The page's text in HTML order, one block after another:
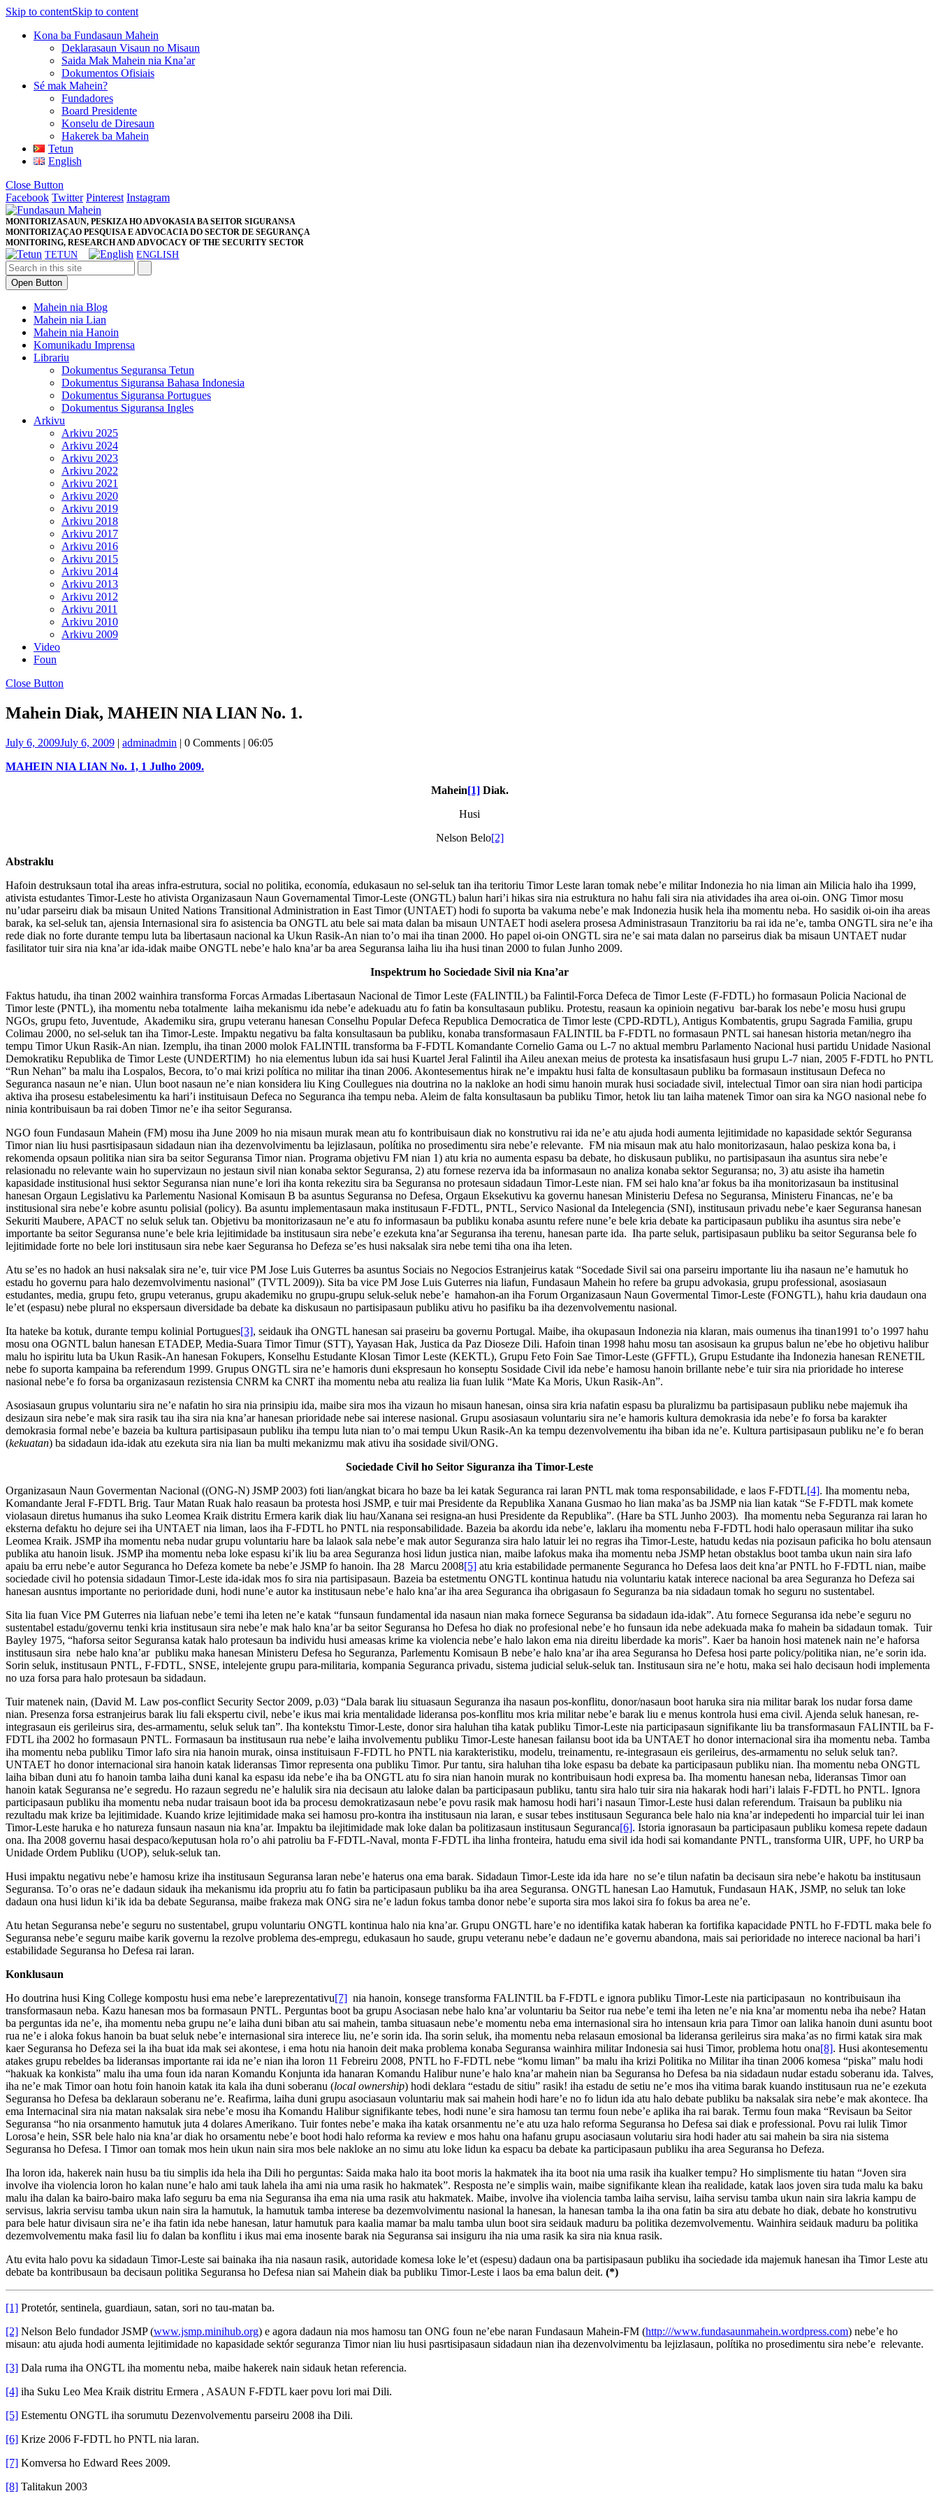
Skip to contentSkip to content
Kona ba Fundasaun Mahein
Deklarasaun Visaun no Misaun
Saida Mak Mahein nia Kna’ar
Dokumentos Ofisiais
Sé mak Mahein?
Fundadores
Board Presidente
Konselu de Diresaun
Hakerek ba Mahein
Tetun
English
Close Button
Facebook Twitter Pinterest Instagram
MONITORIZASAUN, PESKIZA HO ADVOKASIA BA SEITOR SIGURANSA
MONITORIZAÇAO PESQUISA E ADVOCACIA DO SECTOR DE SEGURANÇA
MONITORING, RESEARCH AND ADVOCACY OF THE SECURITY SECTOR
TETUN ENGLISH
Open Button
Mahein nia Blog
Mahein nia Lian
Mahein nia Hanoin
Komunikadu Imprensa
Librariu
Dokumentus Seguransa Tetun
Dokumentus Siguransa Bahasa Indonesia
Dokumentus Siguransa Portugues
Dokumentus Siguransa Ingles
Arkivu
Arkivu 2025
Arkivu 2024
Arkivu 2023
Arkivu 2022
Arkivu 2021
Arkivu 2020
Arkivu 2019
Arkivu 2018
Arkivu 2017
Arkivu 2016
Arkivu 2015
Arkivu 2014
Arkivu 2013
Arkivu 2012
Arkivu 2011
Arkivu 2010
Arkivu 2009
Video
Foun
Close Button
Mahein Diak, MAHEIN NIA LIAN No. 1.
July 6, 2009July 6, 2009 | adminadmin | 0 Comments | 06:05
MAHEIN NIA LIAN No. 1, 1 Julho 2009.
Mahein[1]Diak.
Husi
Nelson Belo[2]
Abstraklu
Hafoin destruksaun total iha areas infra-estrutura, social no politika, economía, edukasaun no sel-seluk tan iha teritoriu Timor Leste laran tomak nebe’e militar Indonezia ho nia liman ain Milicia halo iha 1999,
ativista estudantes Timor-Leste ho ativista Organizasaun Naun Governamental Timor-Leste (ONGTL) balun hari’i hikas sira nia estruktura no hahu fali sira nia atividades iha area oi-oin. ONG Timor mosu
nu’udar parseiru diak ba misaun United Nations Transitional Administration in East Timor (UNTAET) hodi fo suporta ba vakuma nebe’e mak Indonezia husik hela iha momentu neba. Ho sasidik oi-oin iha areas
barak, ka sel-seluk tan, ajensia Internasional sira fo asistencia ba ONGTL atu bele sai mata dalan ba misaun UNTAET hodi aselera prosesa Administrasaun Tranzitoriu ba rai ida ne’e, tamba ONGTL sira ne’e iha
rede diak no forte durante tempu luta ba libertasaun nacional ka Ukun Rasik-An nian to’o mai iha tinan 2000. Ho papel oi-oin ONGTL sira ne’e sai mata dalan no parseirus diak ba misaun UNTAET nudar
fasilitator tuir sira nia kna’ar ida-idak maibe ONGTL nebe’e halo kna’ar ba area Seguransa laiha liu iha husi tinan 2000 to fulan Junho 2009.
Inspektrum ho Sociedade Sivil nia Kna’ar
Faktus hatudu, iha tinan 2002 wainhira transforma Forcas Armadas Libertasaun Nacional de Timor Leste (FALINTIL) ba Falintil-Forca Defeca de Timor Leste (F-FDTL) ho formasaun Policia Nacional de
Timor leste (PNTL), iha momentu neba totalmente laiha mekanismu ida nebe’e adekuadu atu fo fatin ba konsultasaun publiku. Protestu, reasaun ka opinioin negativu bar-barak los nebe’e mosu husi grupu
NGOs, grupu feto, Juventude, Akademiku sira, grupu veteranu hanesan Conselhu Popular Defeca Republica Democratica de Timor leste (CPD-RDTL), Antigus Kombatentis, grupu Sagrada Familia, grupu
Colimau 2000, no sel-seluk tan iha Timor-Leste. Impaktu negativu ba falta konsultasaun ba publiku, konaba transformasaun FALINTIL ba F-FDTL no formasaun PNTL sai hanesan historia metan/negro iha
tempu Timor Ukun Rasik-An nian. Izemplu, iha tinan 2000 molok FALINTIL transforma ba F-FDTL Komandante Cornelio Gama ou L-7 no aktual membru Parlamento Nacional husi partidu Unidade Nasional
Demokratiku Republika de Timor Leste (UNDERTIM) ho nia elementus lubun ida sai husi Kuartel Jeral Falintil iha Aileu anexan meius de protesta ka insatisfasaun husi grupu L-7 nian, 2005 F-FDTL ho PNTL
“Run Nehan” ba malu iha Lospalos, Becora, to’o mai krizi política no militar iha tinan 2006. Akontesementus hirak ne’e impaktu husi falta de konsultasaun publiku ba formasaun institusaun Defeca no
Seguranca nasaun ne’e nian. Ulun boot nasaun ne’e nian konsidera liu King Coullegues nia doutrina no la nakloke an hodi simu hanoin murak husi sociadade sivil, intelectual Timor oan sira nian hodi participa
aktiva iha prosesu estabelesimentu ka hari’i instituisaun Defeca no Seguranca iha tempu neba. Aleim de falta konsultasaun ba publiku Timor, hetok liu tan laiha matenek Timor oan sira ka NGO nasional nebe fo
ninia kontribuisaun ba rai doben Timor ne’e iha seitor Seguransa.
NGO foun Fundasaun Mahein (FM) mosu iha June 2009 ho nia misaun murak mean atu fo kontribuisaun diak no konstrutivu rai ida ne’e atu ajuda hodi aumenta lejitimidade no kapasidade sektór Seguransa
Timor nian liu husi pasrtisipasaun sidadaun nian iha dezenvolvimentu ba lejizlasaun, polítika no prosedimentu sira nebe’e relevante. FM nia misaun mak atu halo monitorizasaun, halao peskiza kona ba, i
rekomenda opsaun politika nian sira ba seitor Seguransa Timor nian. Programa objetivu FM nian 1) atu kria no aumenta espasu ba debate, ho diskusaun publiku, no partisipasaun iha asuntus sira nebe’e
relasionadu no relevante wain ho supervizaun no jestaun sivil nian konaba sektor Seguransa, 2) atu fornese rezerva ida ba informasaun no analiza konaba sektor Seguransa; no, 3) atu asiste iha hametin
kapasidade institusional husi sektor Seguransa nian nune’e lori iha konta rekezitu sira ba Seguransa no protesaun sidadaun Timor-Leste nian. FM sei halo kna’ar fokus ba iha monitorizasaun ba institusinal
hanesan Orgaun Legislativu ka Parlementu Nasional Komisaun B ba asuntus Seguransa no Defesa, Orgaun Eksekutivu ka governu hanesan Ministeriu Defesa no Seguransa, Ministeru Financas, ne’e ba
institusional sira nebe’e kobre asuntu polisial (policy). Ba asuntu implementasaun maka institusaun F-FDTL, PNTL, Servico Nasional da Intelegencia (SNI), institusaun privadu nebe’e kaer Seguransa hanesan
Sekuriti Maubere, APACT no seluk seluk tan. Objetivu ba monitorizasaun ne’e atu fo informasaun ba publiku konaba asuntu refere nune’e bele kria debate ka participasaun publiku iha asuntus sira nebe’e
importante ba seitor Seguransa nune’e bele kria lejitimidade ba institusaun sira nebe’e ezekuta kna’ar Seguransa iha terenu, hanesan parte ida. Iha parte seluk, partisipasaun publiku ba seitor Seguransa bele fo
lejitimidade forte no bele lori institusaun sira nebe kaer Seguransa ho Defeza se’es husi naksalak sira nebe temi tiha ona iha leten.
Atu se’es no hadok an husi naksalak sira ne’e, tuir vice PM Jose Luis Guterres ba asuntus Sociais no Negocios Estranjeirus katak “Socedade Sivil sai ona parseiru importante liu iha nasaun ne’e hamutuk ho
estadu ho governu para halo dezemvolvimentu nasional” (TVTL 2009)). Sita ba vice PM Jose Luis Guterres nia liafun, Fundasaun Mahein ho refere ba grupu advokasia, grupu professional, asosiasaun
estudantes, media, grupu feto, grupu veteranus, grupu akademiku no grupu-grupu seluk-seluk nebe’e hamahon-an iha Forum Organizasaun Naun Govermental Timor-Leste (FONGTL), hahu kria daudaun ona
le’et (espasu) nebe plural no ekspersaun diversidade ba debate ka diskusaun no partisipasaun publiku ativu ho pasifiku ba iha dezenvolvementu nasional.
Ita hateke ba kotuk, durante tempu kolinial Portugues[3], seidauk iha ONGTL hanesan sai praseiru ba governu Portugal. Maibe, iha okupasaun Indonezia nia klaran, mais oumenus iha tinan1991 to’o 1997 hahu
mosu ona OGNTL balun hanesan ETADEP, Media-Suara Timor Timur (STT), Yayasan Hak, Justica da Paz Dioseze Dili. Hafoin tinan 1998 hahu mosu tan asosisaun ka grupus balun ne’ebe ho objetivu halibur
malu ho ispiritu luta ba Ukun Rasik-An hanesan Fokupers, Konselhu Estudante Klosan Timor Leste (KEKTL), Grupu Feto Foin Sae Timor-Leste (GFFTL), Grupu Estudante iha Indonezia hanesan RENETIL
nebe fo suporta kampaina ba referendum 1999. Grupus ONGTL sira ne’e hamoris duni ekspresaun ho konseptu Sosidade Civil ida nebe’e hamosu hanoin brillante nebe’e tuir sira nia prioridade ho interese
nasional nebe’e fo forsa ba organizasaun rezistensia CNRM ka CNRT iha momentu neba atu realiza lia fuan lulik “Mate Ka Moris, Ukun Rasik-An”.
Asosiasaun grupus voluntariu sira ne’e nafatin ho sira nia prinsipiu ida, maibe sira mos iha vizaun ho misaun hanesan, oinsa sira kria nafatin espasu ba pluralizmu ba partisipasaun publiku nebe majemuk iha
desizaun sira nebe’e mak sira rasik tau iha sira nia kna’ar hanesan prioridade nebe sai interese nasional. Grupu asosiasaun voluntariu sira ne’e hamoris kultura demokrasia ida nebe’e fo forsa ba karakter
demokrasia formal nebe’e bazeia ba kultura partisipasaun publiku iha tempu luta nian to’o mai tempu Ukun Rasik-An ka tempu dezenvolvementu iha biban ida ne’e. Kultura partisipasaun publiku ne’e fo beran
(kekuatan) ba sidadaun ida-idak atu ezekuta sira nia lian ba multi mekanizmu mak ativu iha sosidade sivil/ONG.
Sociedade Civil ho Seitor Siguranza iha Timor-Leste
Organizasaun Naun Govermentan Nacional ((ONG-N) JSMP 2003) foti lian/angkat bicara ho baze ba lei katak Seguranca rai laran PNTL mak toma responsabilidade, e laos F-FDTL[4]. Iha momentu neba,
Komandante Jeral F-FDTL Brig. Taur Matan Ruak halo reasaun ba protesta hosi JSMP, e tuir mai Presidente da Republika Xanana Gusmao ho lian maka’as ba JSMP nia lian katak “Se F-FDTL mak komete
violasaun diretus humanus iha suko Leomea Kraik distritu Ermera karik diak liu hau/Xanana sei resigna-an husi Presidente da Republika”. (Hare ba STL Junho 2003). Iha momentu neba Seguranza rai laran ho
eksterna defaktu ho dejure sei iha UNTAET nia liman, laos iha F-FDTL ho PNTL nia responsabilidade. Bazeia ba akordu ida nebe’e, laklaru iha momentu neba F-FDTL hodi halo operasaun militar iha suko
Leomea Kraik. JSMP iha momentu neba nudar grupu voluntariu hare ba lalaok sala nebe’e mak autor Seguranza sira halo latuir lei no regras iha Timor-Leste, hatudu kedas nia pozisaun paficika ho bolu atensaun
publika atu hanoin lisuk. JSMP iha momentu neba loke espasu ki’ik liu ba area Seguranza hosi lidun justica nian, maibe lafokus maka iha momentu neba JSMP hetan obstaklus boot tamba ukun nain sira lafo
apaiu ba erru nebe’e autor Seguranca ho Defeza komete ba nebe’e JSMP fo hanoin. Iha 28 Marcu 2008[5] atu kria estabilidade permanente Seguranca ho Defesa laos deit kna’ar PNTL ho F-FDTL nian, maibe
sociedade civil ho potensia sidadaun Timor-Leste ida-idak mos fo sira nia partisipasaun. Bazeia ba estetmentu ONGTL kontinua hatudu nia voluntariu katak interece nacional ba area Seguranza ho Defeza sai
hanesan ausntus importante no perioridade duni, hodi nune’e autor ka institusaun nebe’e halo kna’ar iha area Seguranca iha obrigasaun fo Seguranza ba nia sidadaun tomak ho seguru no sustentabel.
Sita lia fuan Vice PM Guterres nia liafuan nebe’e temi iha leten ne’e katak “funsaun fundamental ida nasaun nian maka fornece Seguransa ba sidadaun ida-idak”. Atu fornece Seguransa ida nebe’e seguru no
sustentabel estadu/governu tenki kria institusaun sira nebe’e mak halo kna’ar ba seitor Seguransa ho Defesa ho diak no profesional nebe’e ho funsaun ida nebe adekuada maka fo mahein ba sidadaun tomak. Tuir
Bayley 1975, “haforsa seitor Seguransa katak halo protesaun ba individu husi ameasas krime ka violencia nebe’e halo lakon ema nia direitu liberdade ka moris”. Kaer ba hanoin hosi matenek nain ne’e haforsa
institusaun sira nebe halo kna’ar publiku maka hanesan Ministeru Defesa ho Seguranza, Parlementu Komisaun B nebe’e halo kna’ar iha area Seguransa ho Defesa hosi parte policy/politika nian, ne’e sorin ida.
Sorin seluk, institusaun PNTL, F-FDTL, SNSE, intelejente grupu para-militaria, kompania Seguranca privadu, sistema judicial seluk-seluk tan. Institusaun sira ne’e hotu, maka sei halo decisaun hodi implementa
no uza forsa para halo protesaun ba sidadaun.
Tuir matenek nain, (David M. Law pos-conflict Security Sector 2009, p.03) “Dala barak liu situasaun Seguranza iha nasaun pos-konflitu, donor/nasaun boot haruka sira nia militar barak los nudar forsa dame
nian. Presenza forsa estranjeirus barak liu fali ekspertu civil, nebe’e ikus mai kria mentalidade lideransa pos-konflitu mos kria militar nebe’e barak liu e menus kontrola husi ema civil. Ajenda seluk hanesan, re-
integrasaun eis gerileirus sira, des-armamentu, seluk seluk tan”. Iha kontekstu Timor-Leste, donor sira haluhan tiha katak publiku Timor-Leste nia participasaun signifikante liu ba transformasaun FALINTIL ba F-
FDTL iha 2002 ho formasaun PNTL. Formasaun ba institusaun rua nebe’e laiha involvementu publiku Timor-Leste hanesan failansu boot ida ba UNTAET ho donor internacional sira iha momentu neba. Tamba
iha momentu neba publiku Timor lafo sira nia hanoin murak, oinsa instituisaun F-FDTL ho PNTL nia karakteristiku, modelu, treinamentu, re-integrasaun eis gerileirus, des-armamentu no seluk seluk tan?.
UNTAET ho donor internacional sira hanoin katak lideransas Timor representa ona publiku Timor. Pur tantu, sira haluhan tiha loke espasu ba debate ka participasaun publiku nian. Iha momentu neba ONGTL
laiha biban duni atu fo hanoin tamba laiha duni kanal ka espasu ida nebe’e iha ba ONGTL atu fo sira nian hanoin murak no kontribuisaun hodi expresa ba. Iha momentu hanesan neba, lideransas Timor oan
hanoin katak Seguransa ne’e segredu. Ho razaun segredu ne’e halulik sira nia decisaun atu laloke dalan ba participasaun publiku, tantu sira halo tuir sira nia hakarak hodi hari’i lalais F-FDTL ho PNTL. Ignora
participasaun publiku iha momentu neba nudar traisaun boot ida ba procesu demokratizasaun nebe’e povu rasik mak hamosu hodi hari’i nasaun Timor-Leste husi dalan referendum. Traisaun ba publiku nia
rezultadu mak krize ba lejitimidade. Kuando krize lejitimidade maka sei hamosu pro-kontra iha institusaun nia laran, e susar tebes institusaun Seguranca bele halo nia kna’ar indepedenti ho imparcial tuir lei inan
Timor-Leste haruka e ho natureza funsaun nasaun nia kna’ar. Impaktu ba ilejitimidade mak loke dalan ba politizasaun institusaun Seguranca[6]. Istoria ignorasaun ba participasaun publiku komesa repete dadaun
ona. Iha 2008 governu hasai despaco/keputusan hola ro’o ahi patroliu ba F-FDTL-Naval, monta F-FDTL iha linha fronteira, hatudu ema sivil ida hodi sai komandante PNTL, transforma UIR, UPF, ho URP ba
Unidade Ordem Publiku (UOP), seluk-seluk tan.
Husi impaktu negativu nebe’e hamosu krize iha institusaun Seguransa laran nebe’e haterus ona ema barak. Sidadaun Timor-Leste ida ida hare no se’e tilun nafatin ba decisaun sira nebe’e hakotu ba institusaun
Seguransa. To’o oras ne’e dadaun sidauk iha mekanismu ida propriu atu fo fatin ba participasaun publiku ba iha area Seguransa. ONGTL hanesan Lao Hamutuk, Fundasaun HAK, JSMP, no seluk tan loke
dadaun ona husi lidun ki’ik ida ba debate Seguransa, maibe frakeza mak ONG sira ne’e ladun fokus tamba donor nebe’e suporta sira mos lakoi sira fo fokus ba area ne’e.
Atu hetan Seguransa nebe’e seguru no sustentabel, grupu voluntariu ONGTL kontinua halo nia kna’ar. Grupu ONGTL hare’e no identifika katak haberan ka fortifika kapacidade PNTL ho F-FDTL maka bele fo
Seguransa nebe’e seguru maibe karik governu la rezolve problema des-empregu, edukasaun ho saude, grupu veteranu nebe’e dadaun ne’e governu abandona, mais sai perioridade no interece nacional ba hari’i
estabilidade Seguransa ho Defesa rai laran.
Konklusaun
Ho doutrina husi King College kompostu husi ema nebe’e lareprezentativu[7] nia hanoin, konsege transforma FALINTIL ba F-FDTL e ignora publiku Timor-Leste nia participasaun no kontribuisaun iha
transformasaun neba. Kazu hanesan mos ba formasaun PNTL. Perguntas boot ba grupu Asociasan nebe halo kna’ar voluntariu ba Seitor rua nebe’e temi iha leten ne’e nia kna’ar momentu neba iha nebe? Hatan
ba perguntas ida ne’e, iha momentu neba grupu ne’e laiha duni biban atu sai mahein, tamba situasaun nebe’e momentu neba ema internasional sira ho intensaun kria para Timor oan lalika hanoin duni asuntu boot
rua ne’e i aloka fokus hanoin ba buat seluk nebe’e internasional sira interece liu, ne’e sorin ida. Iha sorin seluk, iha momentu neba relasaun emosional ba lideransa gerileirus sira maka’as no firmi katak sira mak
kaer Seguransa ho Defeza sei la iha buat ida mak sei akontese, i ema hotu nia hanoin deit maka problema konaba Seguransa wainhira militar Indonesia sai husi Timor, problema hotu ona[8]. Husi akontesementu
atakes grupu rebeldes ba lideransas importante rai ida ne’e nian iha loron 11 Febreiru 2008, PNTL ho F-FDTL nebe “komu liman” ba malu iha krizi Politika no Militar iha tinan 2006 komesa “piska” malu hodi
“hakuak ka konkista” malu iha uma foun ida naran Komandu Konjunta ida hanaran Komandu Halibur nune’e halo kna’ar mahein nian ba Seguransa ho Defesa ba nia sidadaun nudar estadu soberanu ida. Talves,
iha ne’e mak Timor oan hotu foin hanoin katak ita kala iha duni soberanu (local ownership) hodi deklara “estadu de sitiu” rasik! iha estadu de setiu ne’e mos iha vitima barak kuando institusaun rua ne’e ezekuta
Seguransa ho Defesa ba deklaraun soberanu ne’e. Reafirma, laiha duni grupu asociasaun voluntariu mak sai mahein hodi hare’e no fo lidun ida atu halo debate publiku ba naksalak sira nebe’e mak akontece. Iha
ema Internacinal sira nia matan naksalak sira nebe’e mosu iha Komandu Halibur signifikante tebes, hodi nune’e sira hamosu tan termu foun nebe’e aplika iha rai barak. Termu foun maka “Revisaun ba Seitor
Seguransa “ho nia orsanmento hamutuk juta 4 dolares Amerikano. Tuir fontes nebe’e maka iha katak orsanmentu ne’e atu uza halo reforma Seguransa ho Defesa sai diak e professional. Povu rai lulik Timor
Lorosa’e hein, SSR bele halo nia kna’ar diak ho orsamentu nebe’e boot hodi halo reforma ka review e mos hahu ona hafanu grupu asociasaun volutariu sira hodi hader atu sai mahein ba sira nia sistema
Seguransa ho Defesa. I Timor oan tomak mos hein ukun nain sira mos bele nakloke an no simu atu loke lidun ka espacu ba debate ka participasaun publiku iha area Seguransa ho Defeza.
Iha loron ida, hakerek nain husu ba tiu simplis ida hela iha Dili ho perguntas: Saida maka halo ita boot moris la hakmatek iha ita boot nia uma rasik iha kualker tempu? Ho simplismente tiu hatan “Joven sira
involve iha violencia loron ho kalan nune’e halo ami tauk lahela iha ami nia uma rasik ho hakmatek”. Resposta ne’e simplis wain, maibe signifikante klean iha realidade, katak laos joven sira tuda malu ka baku
malu iha dalan ka bairo-bairo maka lafo seguru ba ema nia Seguransa iha ema nia uma rasik atu hakmatek. Maibe, involve iha violencia tamba laiha servisu, laiha servisu tamba ukun nain sira lakria kampu de
servisus, lakria servisu tamba ukun nain sira la hamutuk, la hamutuk tamba interese ba dezemvolvimentu nasional la hanesan, la hanesan tamba la iha ona fatin ba sira atu debate ho diak, debate ho konstrutivu
para bele hatur divisaun sira ne’e iha fatin ida nebe hanesan, latur hamutuk para kaalia mamar ba malu tamba ulun boot sira seidauk maduru ba politika dezemvolvementu. Wainhira seidauk maduru ba politika
dezemvolvementu maka fasil liu fo dalan ba konflitu i ikus mai ema inosente barak nia Seguransa sai insiguru iha nia uma rasik ka sira nia knua rasik.
Atu evita halo povu ka sidadaun Timor-Leste sai bainaka iha nia nasaun rasik, autoridade komesa loke le’et (espesu) dadaun ona ba partisipasaun publiku iha sociedade ida majemuk hanesan iha Timor Leste atu
debate ba kontribusaun ba decisaun politika Seguransa ho Defesa nian sai Mahein diak ba publiku Timor-Leste i laos ba ema balun deit. (*)
[1] Protetór, sentinela, guardiaun, satan, sori no tau-matan ba.
[2] Nelson Belo fundador JSMP (www.jsmp.minihub.org) e agora dadaun nia mos hamosu tan ONG foun ne’ebe naran Fundasaun Mahein-FM (http:///www.fundasaunmahein.wordpress.com) nebe’e ho
misaun: atu ajuda hodi aumenta lejitimidade no kapasidade sektór seguranza Timor nian liu husi pasrtisipasaun sidadaun nian iha dezenvolvimentu ba lejizlasaun, polítika no prosedimentu sira nebe’e relevante.
[3] Dala ruma iha ONGTL iha momentu neba, maibe hakerek nain sidauk hetan referencia.
[4] iha Suku Leo Mea Kraik distritu Ermera , ASAUN F-FDTL kaer povu lori mai Dili.
[5] Estementu ONGTL iha sorumutu Dezenvolvementu parseiru 2008 iha Dili.
[6] Krize 2006 F-FDTL ho PNTL nia laran.
[7] Komversa ho Edward Rees 2009.
[8] Talitakun 2003